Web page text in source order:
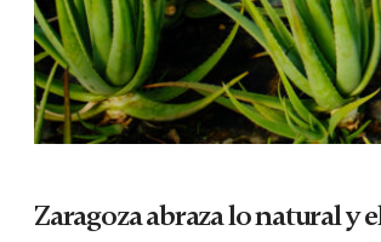
Zaragoza abraza lo natural y